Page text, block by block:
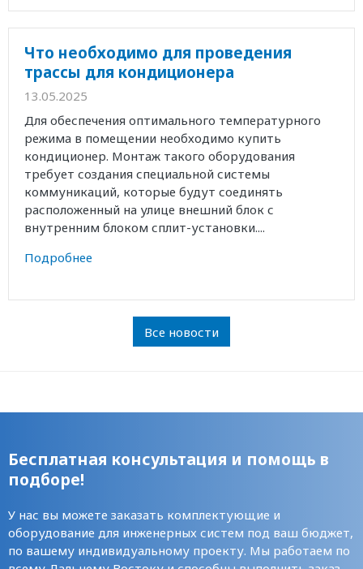
Что необходимо для проведения
трассы для кондиционера
13.05.2025
Для обеспечения оптимального температурного
режима в помещении необходимо купить
кондиционер. Монтаж такого оборудования
требует создания специальной системы
коммуникаций, которые будут соединять
расположенный на улице внешний блок с
внутренним блоком сплит-установки....
Подробнее
Все новости
Бесплатная консультация и помощь в
подборе!
У нас вы можете заказать комплектующие и
оборудование для инженерных систем под ваш бюджет,
по вашему индивидуальному проекту. Мы работаем по